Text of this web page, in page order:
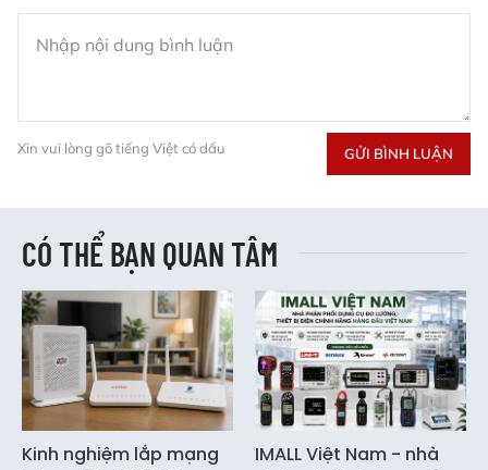
Xin vui lòng gõ tiếng Việt có dấu GỬI BÌNH LUẬN
CÓ THỂ BẠN QUAN TÂM
Kinh nghiệm lắp mạng
IMALL Việt Nam - nhà